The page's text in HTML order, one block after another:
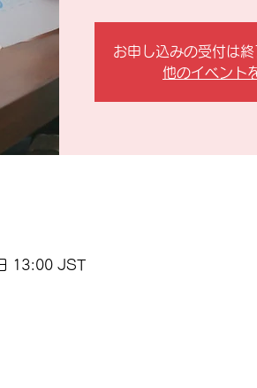
お申し込みの受付は終
他のイベント
13:00 JST